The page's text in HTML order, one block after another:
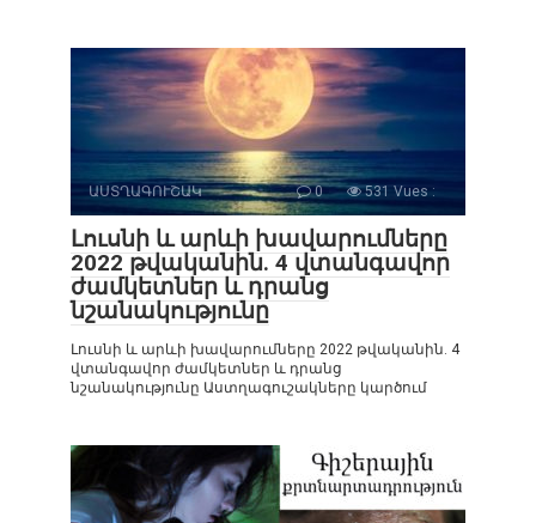
ԱՍՏՂԱԳՈՒՇԱԿ 0 531 Vues :
Լուսնի և արևի խավարումները
2022 թվականին. 4 վտանգավոր
ժամկետներ և դրանց
նշանակությունը
Լուսնի և արևի խավարումները 2022 թվականին. 4
վտանգավոր ժամկետներ և դրանց
նշանակությունը Աստղագուշակները կարծում